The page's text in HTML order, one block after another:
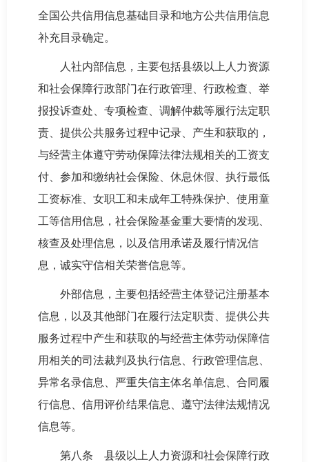
全国公共信用信息基础目录和地方公共信用信息
补充目录确定。
人社内部信息，主要包括县级以上人力资源
和社会保障行政部门在行政管理、行政检查、举
报投诉查处、专项检查、调解仲裁等履行法定职
责、提供公共服务过程中记录、产生和获取的，
与经营主体遵守劳动保障法律法规相关的工资支
付、参加和缴纳社会保险、休息休假、执行最低
工资标准、女职工和未成年工特殊保护、使用童
工等信用信息，社会保险基金重大要情的发现、
核查及处理信息，以及信用承诺及履行情况信
息，诚实守信相关荣誉信息等。
外部信息，主要包括经营主体登记注册基本
信息，以及其他部门在履行法定职责、提供公共
服务过程中产生和获取的与经营主体劳动保障信
用相关的司法裁判及执行信息、行政管理信息、
异常名录信息、严重失信主体名单信息、合同履
行信息、信用评价结果信息、遵守法律法规情况
信息等。
第八条 县级以上人力资源和社会保障行政